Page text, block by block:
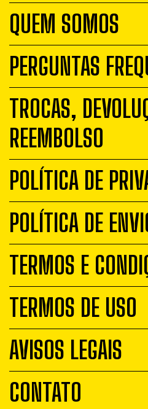
QUEM SOMOS
PERGUNTAS
TROCAS,
REEMBOLSO
POLÍTICA DE
POLÍTICA DE
TERMOS E
TERMOS DE USO
AVISOS LEGAIS
CONTATO